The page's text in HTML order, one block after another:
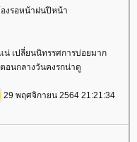
งรอหน้าฝนปีหน้า
เปลี่ยนนิทรรศการบ่อยมาก
อนกลางวันคงรกน่าดู
29 พฤศจิกายน 2564 21:21:34